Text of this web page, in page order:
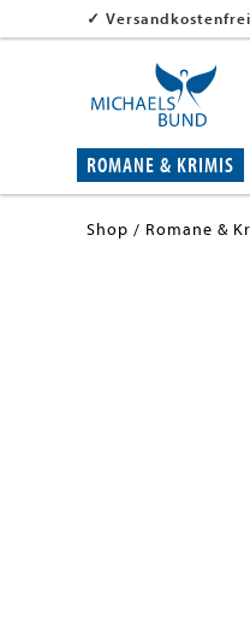
✓
ROMANE & KRIMIS
Shop Romane &